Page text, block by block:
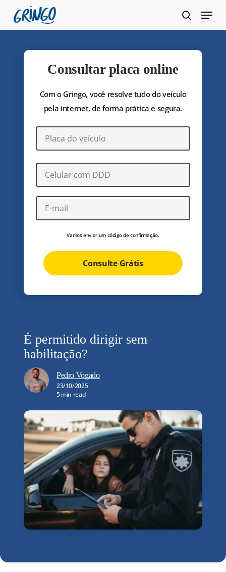
Pular
para
conteúdo
Menu
Consultar placa online
Com o Gringo, você resolve tudo do veículo
pela internet, de forma prática e segura.
Vamos enviar um código de confirmação.
Consulte Grátis
É permitido dirigir sem
habilitação?
Pedro Vogado
23/10/2025
5 min read